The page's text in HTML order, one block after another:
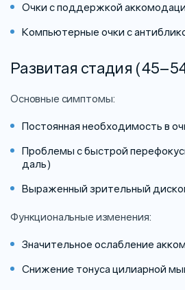
Очки с поддержкой
Компьютерные очки с
Развитая стадия
Основные симптомы:
Постоянная необходимость в
Проблемы с быстрой
даль)
Выраженный зрительный
Функциональные изменения:
Значительное ослабление
Снижение тонуса цилиарной